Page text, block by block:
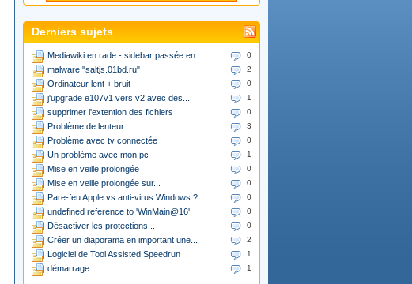
Derniers sujets
0
Mediawiki en rade - sidebar passée en...
2
malware "saltjs.01bd.ru"
0
Ordinateur lent + bruit
1
j'upgrade e107v1 vers v2 avec des...
0
supprimer l'extention des fichiers
3
Problème de lenteur
0
Problème avec tv connectée
1
Un problème avec mon pc
0
Mise en veille prolongée
0
Mise en veille prolongée sur...
0
Pare-feu Apple vs anti-virus Windows ?
0
undefined reference to 'WinMain@16'
0
Désactiver les protections...
2
Créer un diaporama en important une...
1
Logiciel de Tool Assisted Speedrun
1
démarrage